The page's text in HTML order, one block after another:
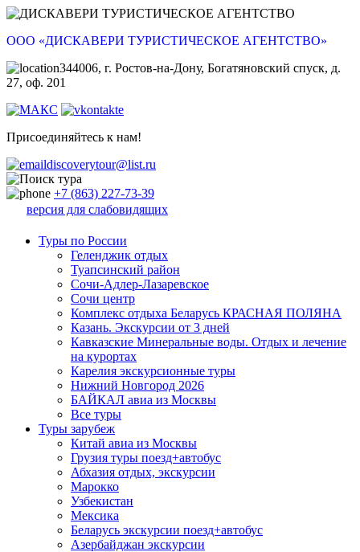
ООО «ДИСКАВЕРИ ТУРИСТИЧЕСКОЕ АГЕНТСТВО»
344006, г. Ростов-на-Дону, Богатяновский спуск, д.
27, оф. 201
Присоединяйтесь к нам!
discoverytour@list.ru
+7 (863) 227-73-39
версия для слабовидящих
Туры по России
Геленджик отдых
Туапсинский район
Сочи-Адлер-Лазаревское
Сочи центр
Комплекс отдыха Беларусь КРАСНАЯ ПОЛЯНА
Казань. Экскурсии от 3 дней
Кавказские Минеральные воды. Отдых и лечение
на курортах
Карелия экскурсионные туры
Нижний Новгород 2026
БАЙКАЛ авиа из Москвы
Все туры
Туры зарубеж
Китай авиа из Москвы
Грузия туры поезд+автобус
Абхазия отдых, экскурсии
Марокко
Узбекистан
Мексика
Беларусь экскурсии поезд+автобус
Азербайджан экскурсии